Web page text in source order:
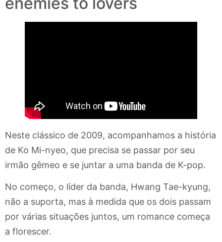
Neste clássico de 2009, acompanhamos a história
de Ko Mi-nyeo, que precisa se passar por seu
irmão gêmeo e se juntar a uma banda de K-pop.
No começo, o líder da banda, Hwang Tae-kyung,
não a suporta, mas à medida que os dois passam
por várias situações juntos, um romance começa
a florescer.